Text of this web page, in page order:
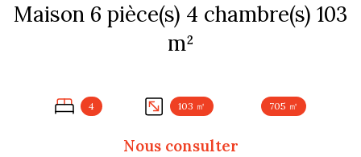
Maison 6 pièce(s) 4 chambre(s) 103
m²
4 103 ㎡ 705 ㎡
Nous consulter